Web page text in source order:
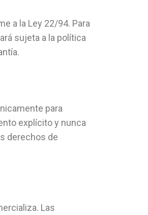
a la Ley 22/94. Para
sujeta a la política
para
explícito y nunca
derechos de
Las